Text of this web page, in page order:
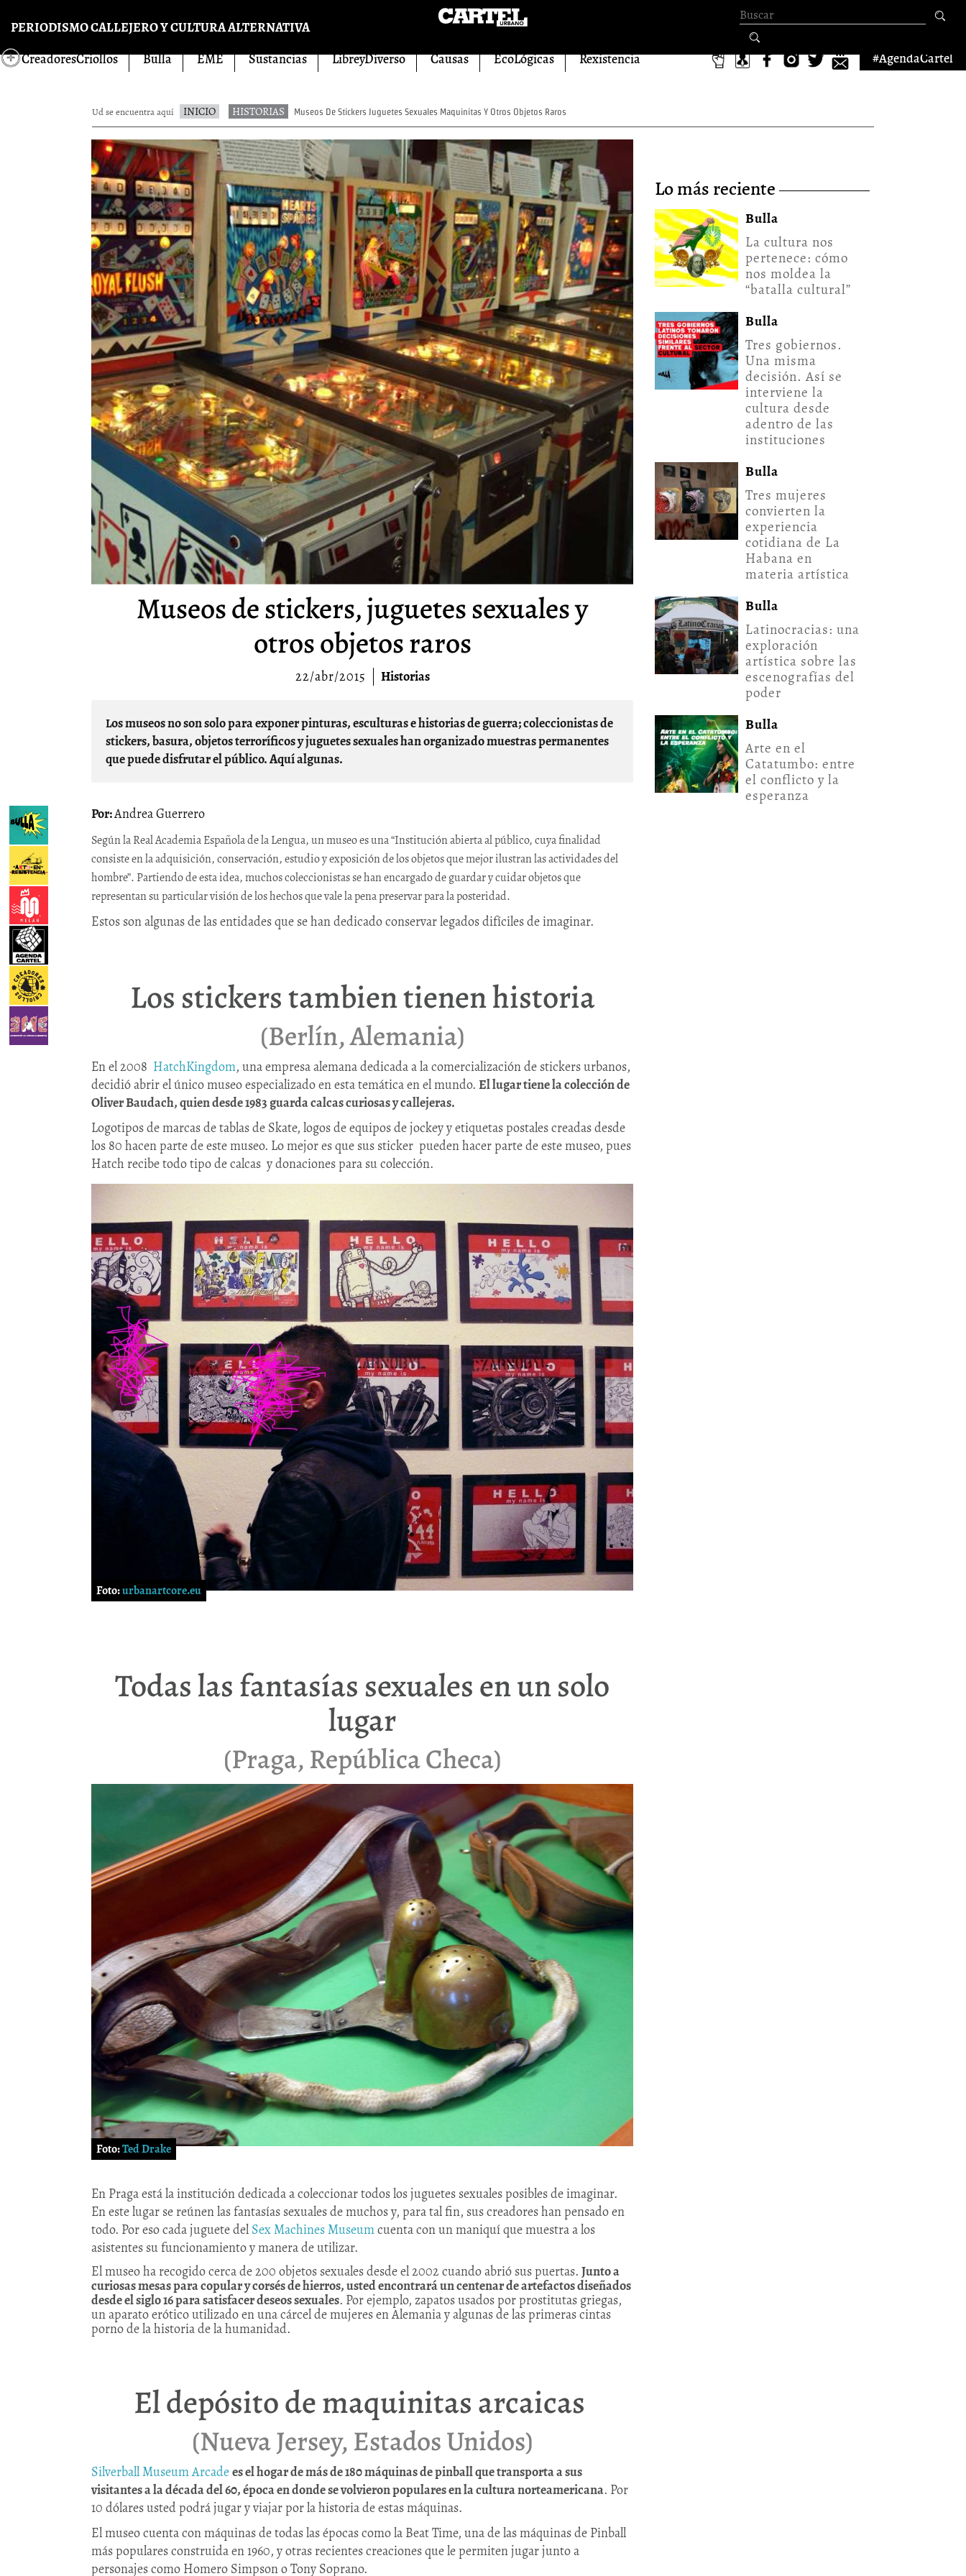
PERIODISMO CALLEJERO Y CULTURA ALTERNATIVA
Formulario de
búsqueda
CreadoresCriollos Bulla EME Sustancias LibreyDiverso Causas EcoLógicas Rexistencia #AgendaCartel
Ud se encuentra aquí INICIO HISTORIAS Museos De Stickers Juguetes Sexuales Maquinitas Y Otros Objetos Raros
Museos de stickers, juguetes sexuales y
otros objetos raros
22/abr/2015 Historias
Los museos no son solo para exponer pinturas, esculturas e historias de guerra; coleccionistas de
stickers, basura, objetos terroríficos y juguetes sexuales han organizado muestras permanentes
que puede disfrutar el público. Aquí algunas.
Andrea Guerrero
Según la Real Academia Española de la Lengua, un museo es una “Institución abierta al público, cuya finalidad
consiste en la adquisición, conservación, estudio y exposición de los objetos que mejor ilustran las actividades del
hombre”. Partiendo de esta idea, muchos coleccionistas se han encargado de guardar y cuidar objetos que
representan su particular visión de los hechos que vale la pena preservar para la posteridad.
Estos son algunas de las entidades que se han dedicado conservar legados difíciles de imaginar.
Los stickers tambien tienen historia
(Berlín, Alemania)
En el 2008 HatchKingdom, una empresa alemana dedicada a la comercialización de stickers urbanos,
decidió abrir el único museo especializado en esta temática en el mundo. El lugar tiene la colección de
Oliver Baudach, quien desde 1983 guarda calcas curiosas y callejeras.
Logotipos de marcas de tablas de Skate, logos de equipos de jockey y etiquetas postales creadas desde
los 80 hacen parte de este museo. Lo mejor es que sus sticker pueden hacer parte de este museo, pues
Hatch recibe todo tipo de calcas y donaciones para su colección.
Foto:urbanartcore.eu
Todas las fantasías sexuales en un solo
lugar
(Praga, República Checa)
Foto:Ted Drake
En Praga está la institución dedicada a coleccionar todos los juguetes sexuales posibles de imaginar.
En este lugar se reúnen las fantasías sexuales de muchos y, para tal fin, sus creadores han pensado en
todo. Por eso cada juguete del Sex Machines Museumcuenta con un maniquí que muestra a los
asistentes su funcionamiento y manera de utilizar.
El museo ha recogido cerca de 200 objetos sexuales desde el 2002 cuando abrió sus puertas. Junto a
curiosas mesas para copular y corsés de hierros, usted encontrará un centenar de artefactos diseñados
desde el siglo 16 para satisfacer deseos sexuales. Por ejemplo, zapatos usados por prostitutas griegas,
un aparato erótico utilizado en una cárcel de mujeres en Alemania y algunas de las primeras cintas
porno de la historia de la humanidad.
El depósito de maquinitas arcaicas
(Nueva Jersey, Estados Unidos)
Silverball Museum Arcadees el hogar de más de 180 máquinas de pinball que transporta a sus
visitantes a la década del 60, época en donde se volvieron populares en la cultura norteamericana. Por
10 dólares usted podrá jugar y viajar por la historia de estas máquinas.
El museo cuenta con máquinas de todas las épocas como la Beat Time, una de las máquinas de Pinball
más populares construida en 1960, y otras recientes creaciones que le permiten jugar junto a
personajes como Homero Simpson o Tony Soprano.
lo más reciente
Bulla
La cultura nos
pertenece: cómo
nos moldea la
“batalla cultural”
Bulla
Tres gobiernos.
Una misma
decisión. Así se
interviene la
cultura desde
adentro de las
instituciones
Bulla
Tres mujeres
convierten la
experiencia
cotidiana de La
Habana en
materia artística
Bulla
Latinocracias: una
exploración
artística sobre las
escenografías del
poder
Bulla
Arte en el
Catatumbo: entre
el conflicto y la
esperanza